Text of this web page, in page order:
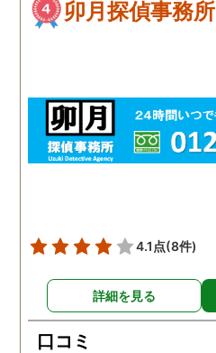
卯月探偵事務所
4.1点(8件)
詳細を見る
口コミ